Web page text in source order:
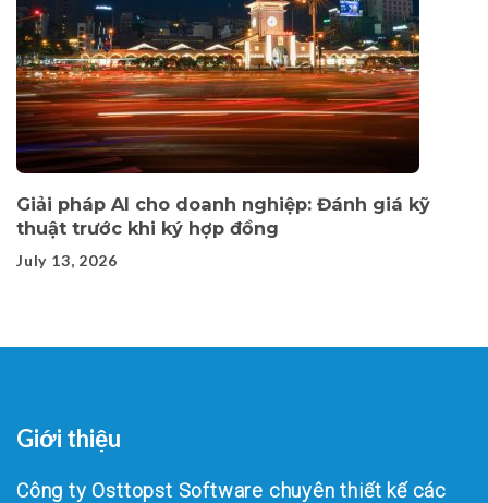
Giải pháp AI cho doanh nghiệp: Đánh giá kỹ
thuật trước khi ký hợp đồng
July 13, 2026
Giới thiệu
Công ty Osttopst Software chuyên thiết kế các